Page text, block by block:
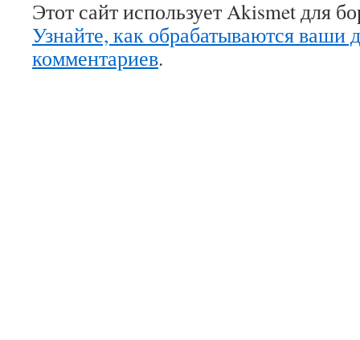
Этот сайт использует Akismet для
Узнайте, как обрабатываются ваши
комментариев.